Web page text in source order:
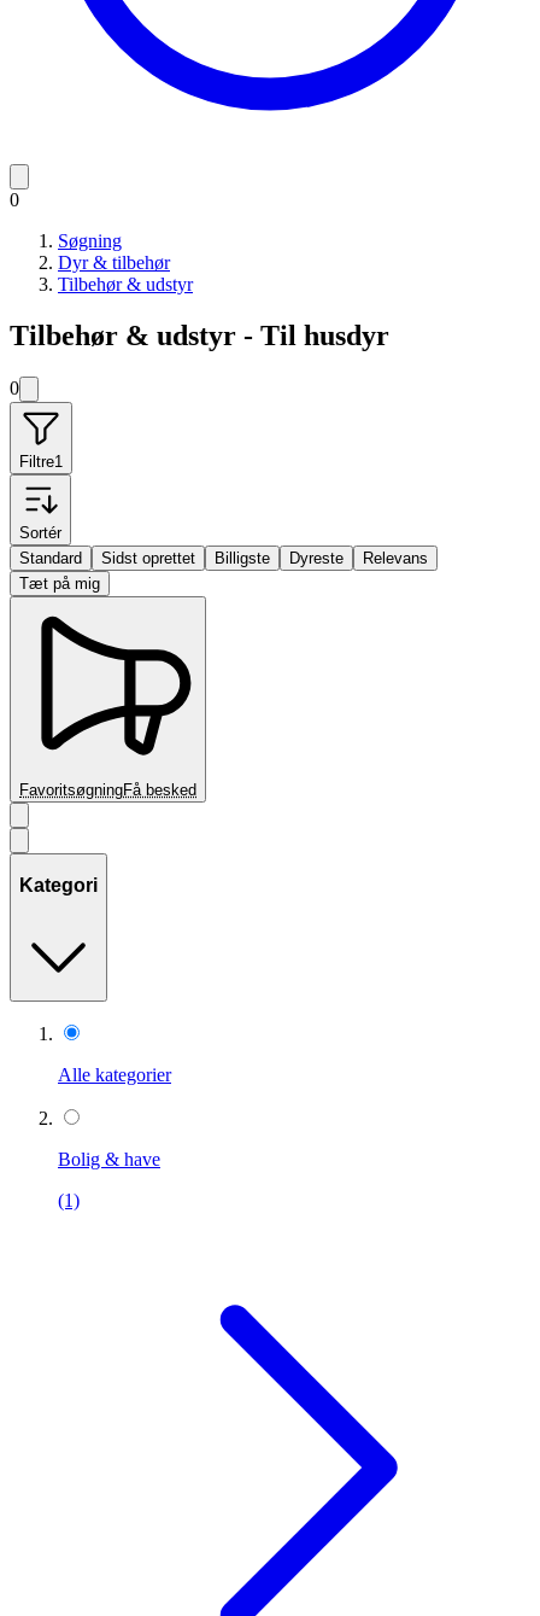
0
Søgning
Dyr & tilbehør
Tilbehør & udstyr
Tilbehør & udstyr - Til husdyr
0
Filtre1
Sortér
Standard
Sidst oprettet Billigste Dyreste
Relevans
Tæt på mig
FavoritsøgningFå besked
Kategori
Alle kategorier
Bolig & have
(1)